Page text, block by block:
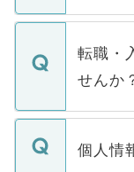
ます。通
いただ
マイナビ
うち約3
けない
下記の
ません。
■応募殺
転職・
せんか
転職・入
ん。ま
個人情